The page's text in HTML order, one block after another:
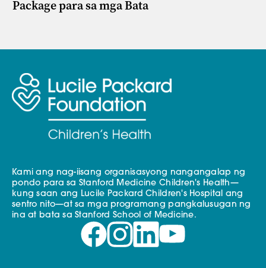
Package para sa mga Bata
Kami ang nag-iisang organisasyong nangangalap ng
pondo para sa Stanford Medicine Children's Health—
kung saan ang Lucile Packard Children's Hospital ang
sentro nito—at sa mga programang pangkalusugan ng
ina at bata sa Stanford School of Medicine.